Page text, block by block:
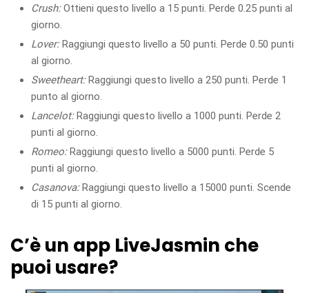
Crush:Ottieni questo livello a 15 punti. Perde 0.25 punti al
giorno.
Lover:Raggiungi questo livello a 50 punti. Perde 0.50 punti
al giorno.
Sweetheart:Raggiungi questo livello a 250 punti. Perde 1
punto al giorno.
Lancelot:Raggiungi questo livello a 1000 punti. Perde 2
punti al giorno.
Romeo:Raggiungi questo livello a 5000 punti. Perde 5
punti al giorno.
Casanova:Raggiungi questo livello a 15000 punti. Scende
di 15 punti al giorno.
C’è un app LiveJasmin che
puoi usare?